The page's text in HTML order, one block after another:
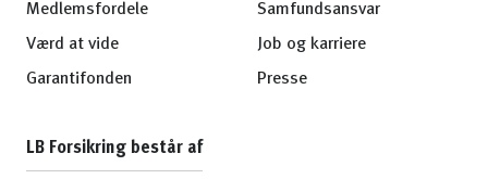
Medlemsfordele
Værd at vide
Garantifonden
Samfundsansvar
Job og karriere
Presse
LB Forsikring består af